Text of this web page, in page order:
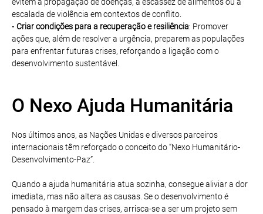
escalada de violência em contextos de conflito.
• Criar condições para a recuperação e resiliência: Promover
ações que, além de resolver a urgência, preparem as populações
para enfrentar futuras crises, reforçando a ligação com o
desenvolvimento sustentável.
O Nexo Ajuda Humanitária
Nos últimos anos, as Nações Unidas e diversos parceiros
internacionais têm reforçado o conceito do “Nexo Humanitário-
Desenvolvimento-Paz”.
Quando a ajuda humanitária atua sozinha, consegue aliviar a dor
imediata, mas não altera as causas. Se o desenvolvimento é
pensado à margem das crises, arrisca-se a ser um projeto sem